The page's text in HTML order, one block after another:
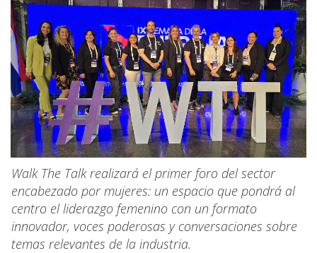
Walk The Talk realizará el primer foro del sector
encabezado por mujeres: un espacio que pondrá al
centro el liderazgo femenino con un formato
innovador, voces poderosas y conversaciones sobre
temas relevantes de la industria.